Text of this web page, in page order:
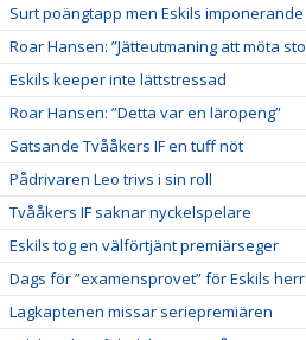
Surt poängtapp men Eskils imponerande
Roar Hansen: ”Jätteutmaning att möta
Eskils keeper inte lättstressad
Roar Hansen: ”Detta var en läropeng”
Satsande Tvååkers IF en tuff nöt
Pådrivaren Leo trivs i sin roll
Tvååkers IF saknar nyckelspelare
Eskils tog en välförtjänt premiärseger
Dags för ”examensprovet” för Eskils
Lagkaptenen missar seriepremiären